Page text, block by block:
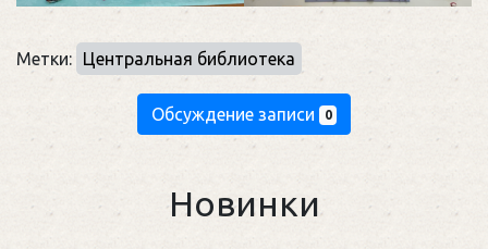
Метки: Центральная библиотека
Обсуждение записи 0
Новинки